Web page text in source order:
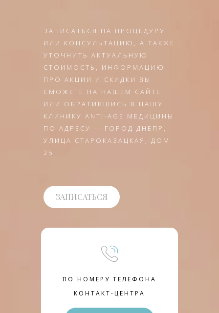
ЗАПИСАТЬСЯ НА ПРОЦЕДУРУ
ИЛИ КОНСУЛЬТАЦИЮ, А ТАКЖЕ
УТОЧНИТЬ АКТУАЛЬНУЮ
СТОИМОСТЬ, ИНФОРМАЦИЮ
ПРО АКЦИИ И СКИДКИ ВЫ
СМОЖЕТЕ НА НАШЕМ САЙТЕ
ИЛИ ОБРАТИВШИСЬ В НАШУ
КЛИНИКУ ANTI-AGE МЕДИЦИНЫ
ПО АДРЕСУ — ГОРОД ДНЕПР,
УЛИЦА СТАРОКАЗАЦКАЯ, ДОМ
25.
ЗАПИСАТЬСЯ
ПО НОМЕРУ ТЕЛЕФОНА
КОНТАКТ-ЦЕНТРА